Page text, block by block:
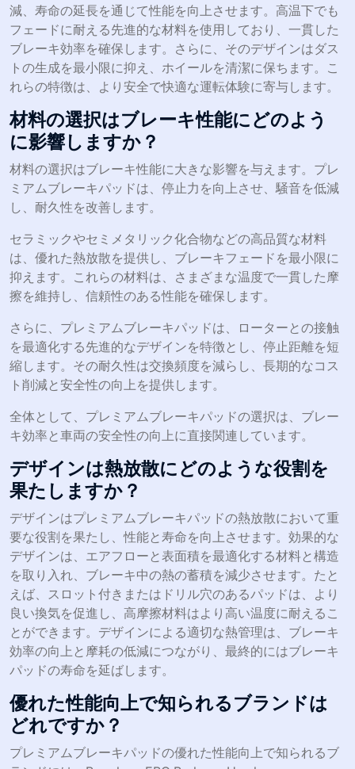
減、寿命の延長を通じて性能を向上させます。高温下でも
フェードに耐える先進的な材料を使用しており、一貫した
ブレーキ効率を確保します。さらに、そのデザインはダス
トの生成を最小限に抑え、ホイールを清潔に保ちます。こ
れらの特徴は、より安全で快適な運転体験に寄与します。
材料の選択はブレーキ性能にどのよう
に影響しますか？
材料の選択はブレーキ性能に大きな影響を与えます。プレ
ミアムブレーキパッドは、停止力を向上させ、騒音を低減
し、耐久性を改善します。
セラミックやセミメタリック化合物などの高品質な材料
は、優れた熱放散を提供し、ブレーキフェードを最小限に
抑えます。これらの材料は、さまざまな温度で一貫した摩
擦を維持し、信頼性のある性能を確保します。
さらに、プレミアムブレーキパッドは、ローターとの接触
を最適化する先進的なデザインを特徴とし、停止距離を短
縮します。その耐久性は交換頻度を減らし、長期的なコス
ト削減と安全性の向上を提供します。
全体として、プレミアムブレーキパッドの選択は、ブレー
キ効率と車両の安全性の向上に直接関連しています。
デザインは熱放散にどのような役割を
果たしますか？
デザインはプレミアムブレーキパッドの熱放散において重
要な役割を果たし、性能と寿命を向上させます。効果的な
デザインは、エアフローと表面積を最適化する材料と構造
を取り入れ、ブレーキ中の熱の蓄積を減少させます。たと
えば、スロット付きまたはドリル穴のあるパッドは、より
良い換気を促進し、高摩擦材料はより高い温度に耐えるこ
とができます。デザインによる適切な熱管理は、ブレーキ
効率の向上と摩耗の低減につながり、最終的にはブレーキ
パッドの寿命を延ばします。
優れた性能向上で知られるブランドは
どれですか？
プレミアムブレーキパッドの優れた性能向上で知られるブ